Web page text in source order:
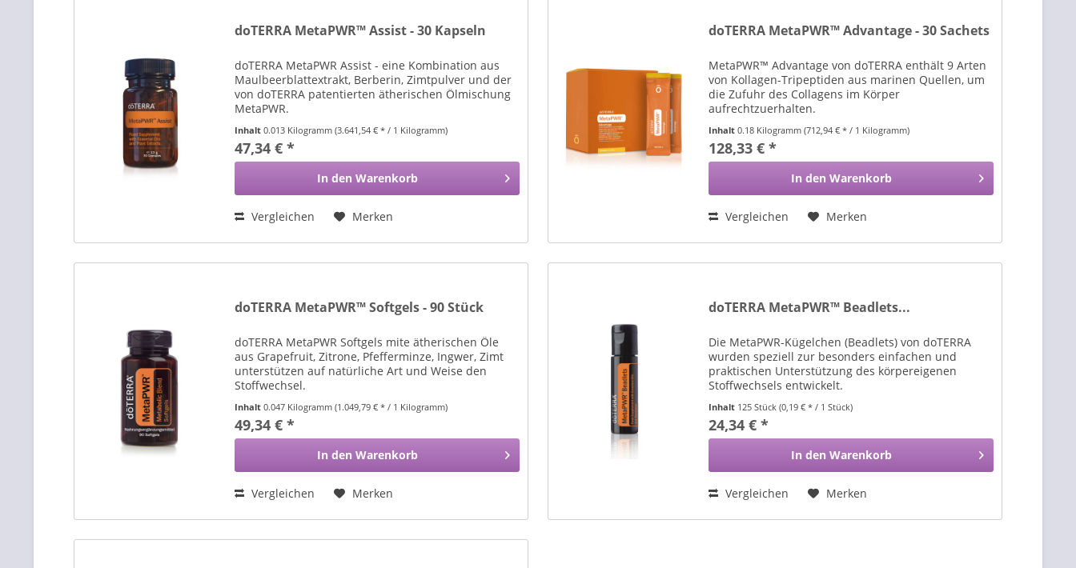
doTERRA MetaPWR™ Assist - 30 Kapseln
doTERRA MetaPWR Assist - eine Kombination aus
Maulbeerblattextrakt, Berberin, Zimtpulver und der
von doTERRA patentierten ätherischen Ölmischung
MetaPWR.
Inhalt0.013 Kilogramm(3.641,54 € * / 1 Kilogramm)
47,34 € *
In den Warenkorb
Vergleichen Merken
doTERRA MetaPWR™ Advantage - 30 Sachets
MetaPWR™ Advantage von doTERRA enthält 9 Arten
von Kollagen-Tripeptiden aus marinen Quellen, um
die Zufuhr des Collagens im Körper
aufrechtzuerhalten.
Inhalt0.18 Kilogramm(712,94 € * / 1 Kilogramm)
128,33 € *
In den Warenkorb
Vergleichen Merken
doTERRA MetaPWR™ Softgels - 90 Stück
doTERRA MetaPWR Softgels mite ätherischen Öle
aus Grapefruit, Zitrone, Pfefferminze, Ingwer, Zimt
unterstützen auf natürliche Art und Weise den
Stoffwechsel.
Inhalt0.047 Kilogramm(1.049,79 € * / 1 Kilogramm)
49,34 € *
In den Warenkorb
Vergleichen Merken
doTERRA MetaPWR™ Beadlets...
Die MetaPWR-Kügelchen (Beadlets) von doTERRA
wurden speziell zur besonders einfachen und
praktischen Unterstützung des körpereigenen
Stoffwechsels entwickelt.
Inhalt 125 Stück(0,19 € * / 1 Stück)
24,34 € *
In den Warenkorb
Vergleichen Merken